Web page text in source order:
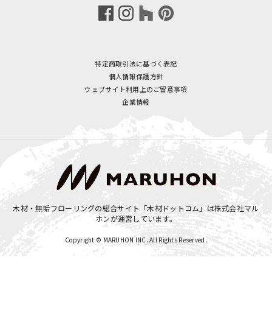
特定商取引法に基づく表記
個人情報保護方針
ウェブサイト利用上のご留意事項
企業情報
木材・無垢フローリングの総合サイト「木材ドットコム」は株式会社マル
ホンが運営しています。
Copyright © MARUHON INC. All Rights Reserved.